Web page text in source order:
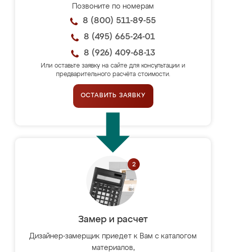
Позвоните по номерам
8 (800) 511-89-55
8 (495) 665-24-01
8 (926) 409-68-13
Или оставьте заявку на сайте для консультации и
предварительного расчёта стоимости.
ОСТАВИТЬ ЗАЯВКУ
Замер и расчет
Дизайнер-замерщик приедет к Вам с каталогом
материалов,